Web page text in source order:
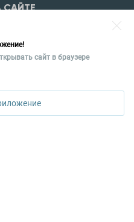
САЙТЕ
сайт в браузере